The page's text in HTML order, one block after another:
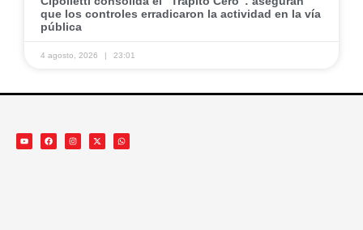
que los controles erradicaron la actividad en la vía
pública
4 agosto, 2026 23:01